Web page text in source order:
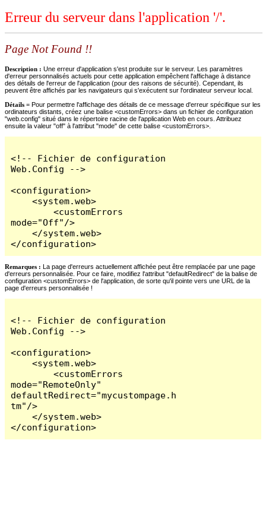
Erreur du serveur dans l'application '/'.
Page Not Found !!
Description : Une erreur d'application s'est produite sur le serveur. Les paramètres
d'erreur personnalisés actuels pour cette application empêchent l'affichage à distance
des détails de l'erreur de l'application (pour des raisons de sécurité). Cependant, ils
peuvent être affichés par les navigateurs qui s'exécutent sur l'ordinateur serveur local.
Détails = Pour permettre l'affichage des détails de ce message d'erreur spécifique sur les
ordinateurs distants, créez une balise <customErrors> dans un fichier de configuration
"web.config" situé dans le répertoire racine de l'application Web en cours. Attribuez
ensuite la valeur "off" à l'attribut "mode" de cette balise <customErrors>.
<!-- Fichier de configuration
Web.Config -->
<configuration>
    <system.web>
        <customErrors
mode="Off"/>
    </system.web>
</configuration>
Remarques : La page d'erreurs actuellement affichée peut être remplacée par une page
d'erreurs personnalisée. Pour ce faire, modifiez l'attribut "defaultRedirect" de la balise de
configuration <customErrors> de l'application, de sorte qu'il pointe vers une URL de la
page d'erreurs personnalisée !
<!-- Fichier de configuration
Web.Config -->
<configuration>
    <system.web>
        <customErrors
mode="RemoteOnly"
defaultRedirect="mycustompage.h
tm"/>
    </system.web>
</configuration>